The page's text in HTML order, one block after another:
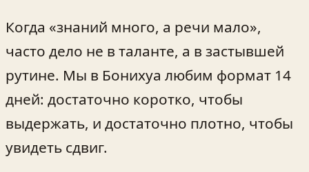
Когда «знаний много, а речи мало»,
часто дело не в таланте, а в застывшей
рутине. Мы в Бонихуа любим формат 14
дней: достаточно коротко, чтобы
выдержать, и достаточно плотно, чтобы
увидеть сдвиг.